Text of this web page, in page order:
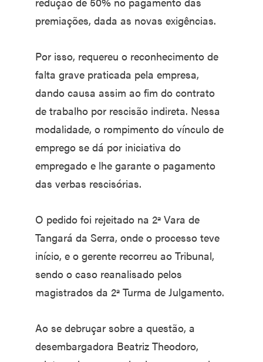
premiações, dada as novas exigências.
Por isso, requereu o reconhecimento de
falta grave praticada pela empresa,
dando causa assim ao fim do contrato
de trabalho por rescisão indireta. Nessa
modalidade, o rompimento do vínculo de
emprego se dá por iniciativa do
empregado e lhe garante o pagamento
das verbas rescisórias.
O pedido foi rejeitado na 2ª Vara de
Tangará da Serra, onde o processo teve
início, e o gerente recorreu ao Tribunal,
sendo o caso reanalisado pelos
magistrados da 2ª Turma de Julgamento.
Ao se debruçar sobre a questão, a
desembargadora Beatriz Theodoro,